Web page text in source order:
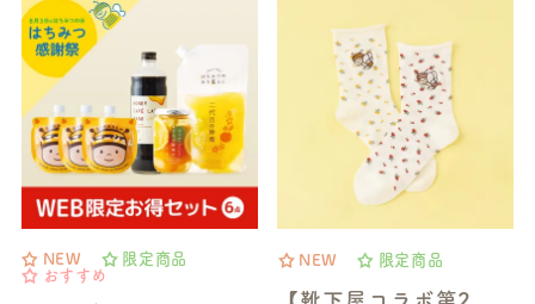
NEW
限定商品
おすすめ
NEW 限定商品